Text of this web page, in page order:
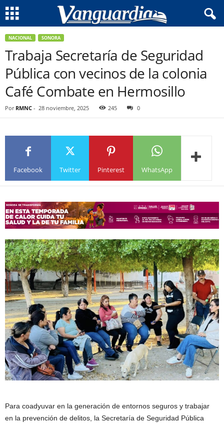
NACIONAL SONORA
Trabaja Secretaría de Seguridad
Pública con vecinos de la colonia
Café Combate en Hermosillo
Por RMNC - 28 noviembre, 2025 245 0
Facebook Twitter Pinterest WhatsApp
Para coadyuvar en la generación de entornos seguros y trabajar
en la prevención de delitos, la Secretaría de Seguridad Pública